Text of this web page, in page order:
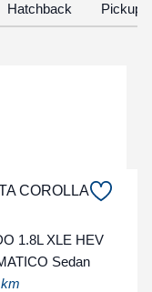
Hatchback Pickup
COROLLA
1.8L XLE HEV
Sedan